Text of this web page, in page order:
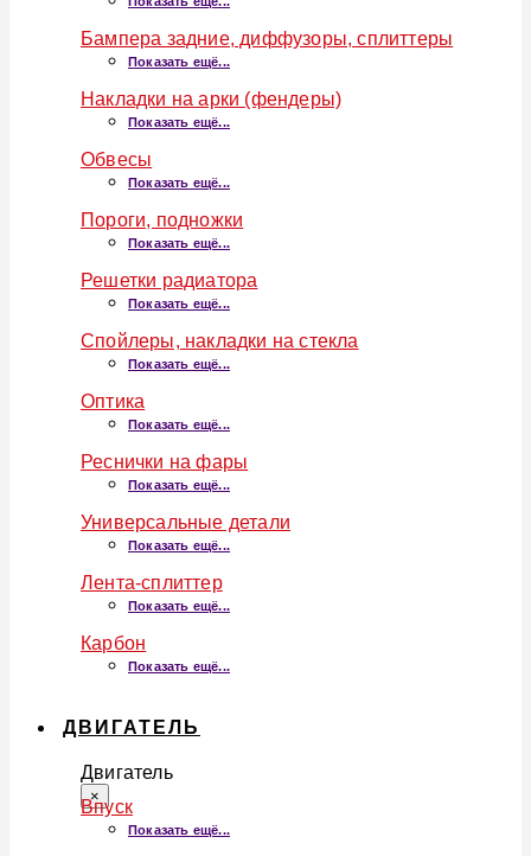
Бампера задние, диффузоры, сплиттеры
Показать ещё...
Накладки на арки (фендеры)
Показать ещё...
Обвесы
Показать ещё...
Пороги, подножки
Показать ещё...
Решетки радиатора
Показать ещё...
Спойлеры, накладки на стекла
Показать ещё...
Оптика
Показать ещё...
Реснички на фары
Показать ещё...
Универсальные детали
Показать ещё...
Лента-сплиттер
Показать ещё...
Карбон
Показать ещё...
ДВИГАТЕЛЬ
Двигатель
×
Впуск
Показать ещё...